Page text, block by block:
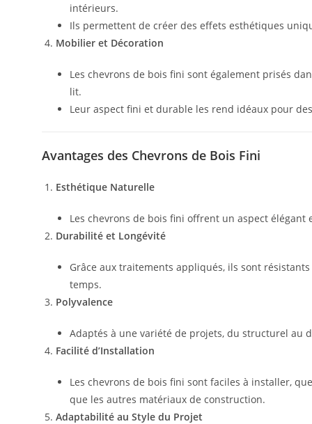
intérieurs.
Ils permettent de créer des effets esthétiques
Mobilier et Décoration
Les chevrons de bois fini sont également prisés
lit.
Leur aspect fini et durable les rend idéaux pour
Avantages des Chevrons de Bois Fini
Esthétique Naturelle
Les chevrons de bois fini offrent un aspect
Durabilité et Longévité
Grâce aux traitements appliqués, ils sont
temps.
Polyvalence
Adaptés à une variété de projets, du structurel au
Facilité d’Installation
Les chevrons de bois fini sont faciles à installer,
que les autres matériaux de construction.
Adaptabilité au Style du Projet